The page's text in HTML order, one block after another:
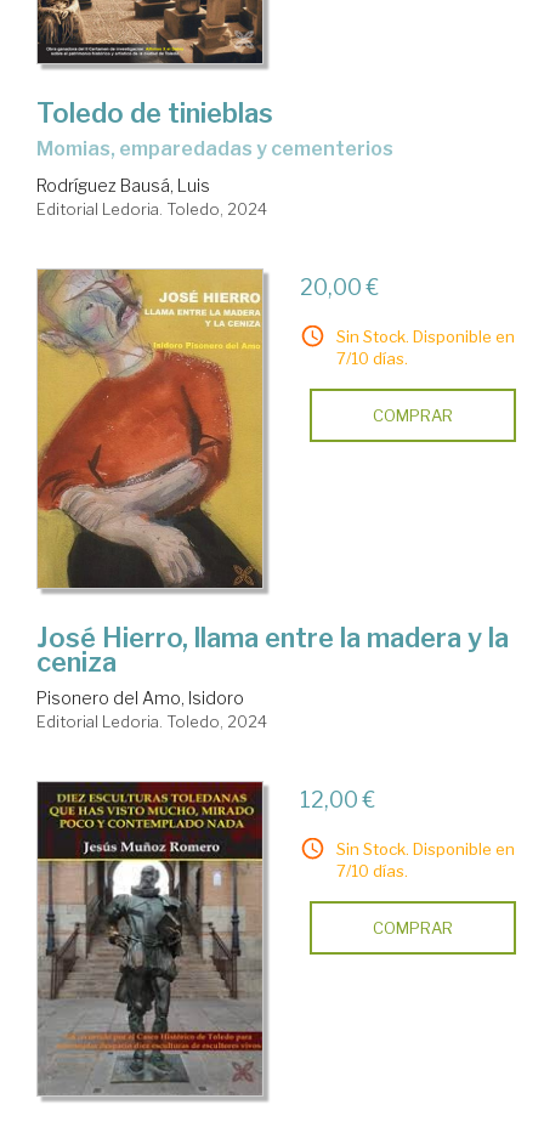
Toledo de tinieblas
momias, emparedadas y cementerios
Rodríguez Bausá, Luis
Editorial Ledoria. Toledo, 2024
20,00 €
Sin Stock. Disponible en
7/10 días.
COMPRAR
José Hierro, llama entre la madera y la
ceniza
Pisonero del Amo, Isidoro
Editorial Ledoria. Toledo, 2024
12,00 €
Sin Stock. Disponible en
7/10 días.
COMPRAR